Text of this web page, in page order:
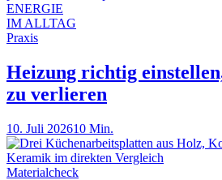
ENERGIE
IM ALLTAG
Praxis
Heizung richtig
zu verlieren
10. Juli 202610 Min.
Materialcheck